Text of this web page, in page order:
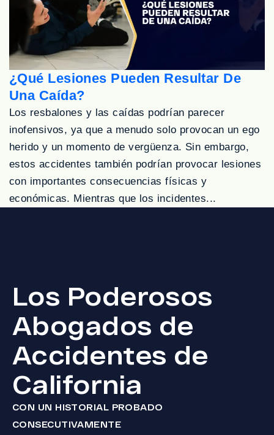
¿Qué Lesiones Pueden Resultar De
Una Caída?
Los resbalones y las caídas podrían parecer
inofensivos, ya que a menudo solo provocan un ego
herido y un momento de vergüenza. Sin embargo,
estos accidentes también podrían provocar lesiones
con importantes consecuencias físicas y
económicas. Mientras que los incidentes...
Los Poderosos
Abogados de
Accidentes de
California
CON UN HISTORIAL PROBADO
CONSECUTIVAMENTE